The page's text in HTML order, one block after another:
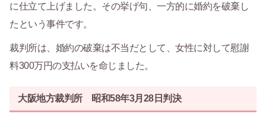
に仕立て上げました。その挙げ句、一方的に婚約を破棄し
たという事件です。
裁判所は、婚約の破棄は不当だとして、女性に対して慰謝
料300万円の支払いを命じました。
大阪地方裁判所 昭和58年3月28日判決